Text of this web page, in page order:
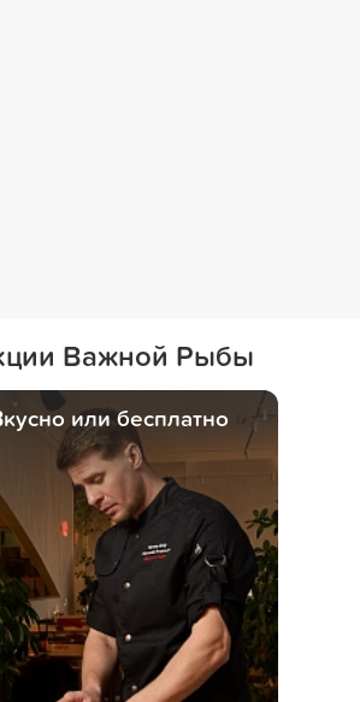
Важной Рыбы
или бесплатно